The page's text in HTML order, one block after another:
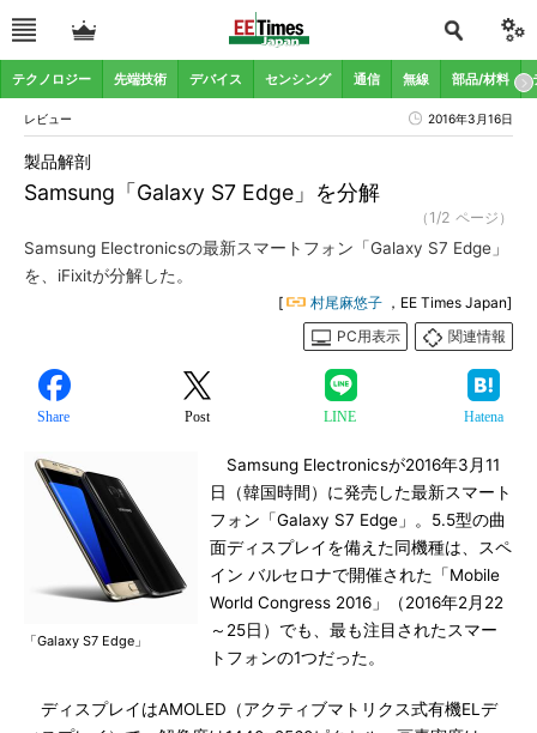
テクノロジー 先端技術 デバイス センシング 通信 無線 部品/材料
レビュー 2016年3月16日
Samsung「Galaxy S7 Edge」を分解
製品解剖
（1/2 ページ）
Samsung Electronicsの最新スマートフォン「Galaxy S7 Edge」
を、iFixitが分解した。
[ 村尾麻悠子 ，EE Times Japan]
PC用表示
関連情報
Share Post LINE Hatena
「Galaxy S7 Edge」
Samsung Electronicsが2016年3月11
日（韓国時間）に発売した最新スマート
フォン「Galaxy S7 Edge」。5.5型の曲
面ディスプレイを備えた同機種は、スペ
イン バルセロナで開催された「Mobile
World Congress 2016」（2016年2月22
～25日）でも、最も注目されたスマー
トフォンの1つだった。
ディスプレイはAMOLED（アクティブマトリクス式有機ELデ